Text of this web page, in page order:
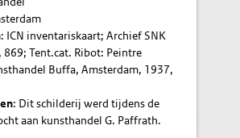
: ICN inventariskaart; Archief SNK
869; Tent.cat. Ribot: Peintre
Buffa, Amsterdam, 1937,
: Dit schilderij werd tijdens de
aan kunsthandel G. Paffrath.